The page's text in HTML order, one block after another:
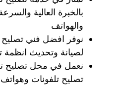
بالخبرة العالية
والهواتف
نوفر افضل فني تصليح
لصيانة وتحديث انظمة
نعمل في محل تصليح
تصليح تلفونات